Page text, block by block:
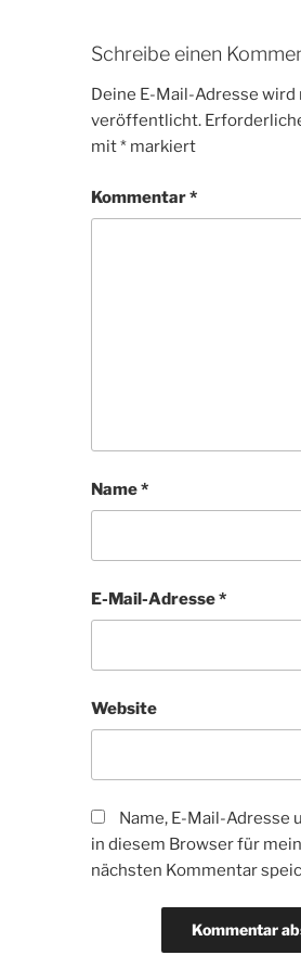
Schreibe einen
Deine E-Mail-Adresse wird
veröffentlicht.
mit* markiert
Kommentar*
Name*
E-Mail-Adresse*
Website
Name, E-Mail-Adresse
in diesem Browser für
nächsten Kommentar